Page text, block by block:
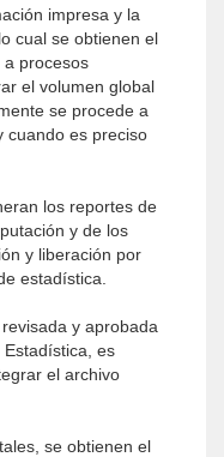
impresa y la
cual se obtienen el
a procesos
el volumen global
se procede a
cuando es preciso
los reportes de
y de los
y liberación por
estadística.
y aprobada
es
el archivo
se obtienen el